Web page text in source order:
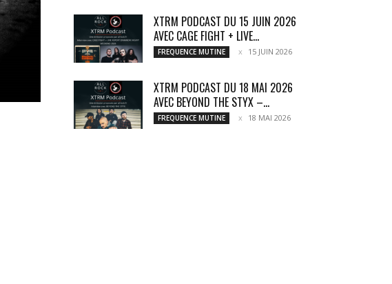
XTRM PODCAST DU 15 JUIN 2026
AVEC CAGE FIGHT + LIVE...
FREQUENCE MUTINE 15 JUIN 2026
XTRM PODCAST DU 18 MAI 2026
AVEC BEYOND THE STYX –...
FREQUENCE MUTINE 18 MAI 2026